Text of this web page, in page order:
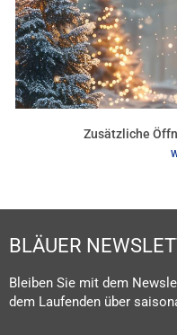
Zusätzliche
BLÄUER
Bleiben Sie mit dem
dem Laufenden über